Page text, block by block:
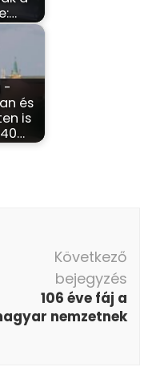
-
és
is
Következő
bejegyzés
106 éve fáj a
nemzetnek